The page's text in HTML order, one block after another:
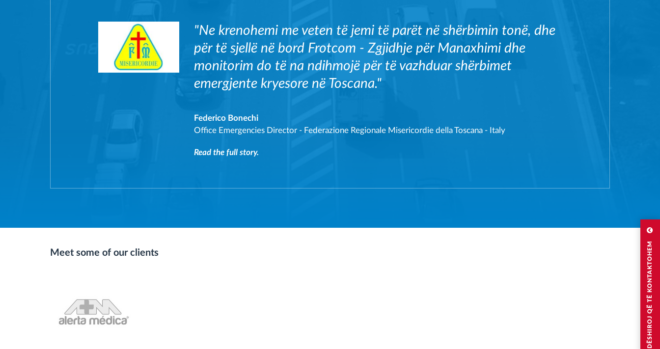
DËSHIROJ QË TË KONTAKTOHEM
"Ne krenohemi me veten të jemi të parët në shërbimin tonë, dhe
për të sjellë në bord Frotcom - Zgjidhje për Manaxhimi dhe
monitorim do të na ndihmojë për të vazhduar shërbimet
emergjente kryesore në Toscana."
Federico Bonechi
Office Emergencies Director - Federazione Regionale Misericordie della Toscana - Italy
Read the full story.
Meet some of our clients